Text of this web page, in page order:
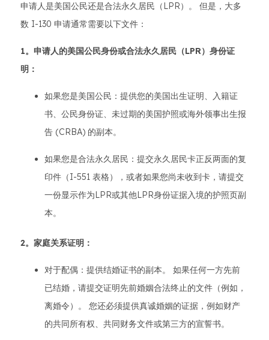
申请人是美国公民还是合法永久居民（LPR）。 但是，大多
数 I-130 申请通常需要以下文件：
1。申请人的美国公民身份或合法永久居民（LPR）身份证
明：
如果您是美国公民：提供您的美国出生证明、入籍证
书、公民身份证、未过期的美国护照或海外领事出生报
告 (CRBA) 的副本。
如果您是合法永久居民：提交永久居民卡正反两面的复
印件（I-551 表格），或者如果您尚未收到卡，请提交
一份显示作为LPR或其他LPR身份证据入境的护照页副
本。
2。家庭关系证明：
对于配偶：提供结婚证书的副本。 如果任何一方先前
已结婚，请提交证明先前婚姻合法终止的文件（例如，
离婚令）。 您还必须提供真诚婚姻的证据，例如财产
的共同所有权、共同财务文件或第三方的宣誓书。